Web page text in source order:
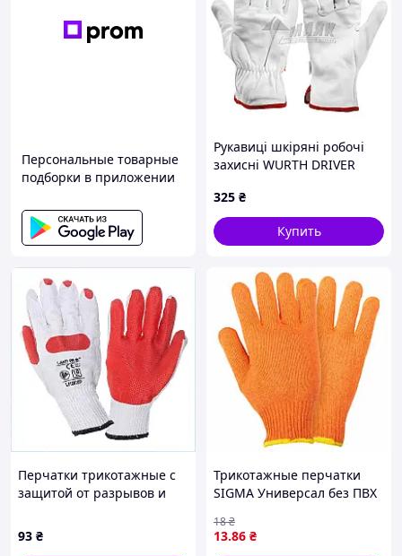
Персональные товарные
подборки в приложении
Рукавиці шкіряні робочі
захисні WURTH DRIVER
325 ₴
Купить
Перчатки трикотажные с
защитой от разрывов и
93 ₴
Трикотажные перчатки
SIGMA Универсал без ПВХ
оранжевые, кратно 12
парам)
13.86 ₴
18₴